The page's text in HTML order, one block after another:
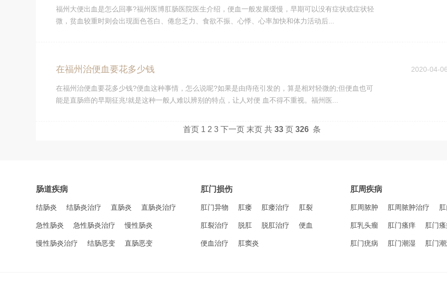
福州大便出血是怎么回事?福州医博肛肠医院医生介绍，便血一般发展缓慢，早期可以没有症状或症状轻
微，贫血较重时则会出现面色苍白、倦怠乏力、食欲不振、心悸、心率加快和体力活动后...
在福州治便血要花多少钱 2020-04-
在福州治便血要花多少钱?便血这种事情，怎么说呢?如果是由痔疮引发的，算是相对轻微的;但便血也可
能是直肠癌的早期征兆!就是这种一般人难以辨别的特点，让人对便 血不得不重视。福州医...
首页 1 2 3 下一页 末页 共 33 页 326 条
肠道疾病
结肠炎 结肠炎治疗 直肠炎 直肠炎治疗
急性肠炎 急性肠炎治疗 慢性肠炎
慢性肠炎治疗 结肠恶变 直肠恶变
肛门损伤
肛门异物 肛瘘 肛瘘治疗 肛裂
肛裂治疗 脱肛 脱肛治疗 便血
便血治疗 肛窦炎
肛周疾病
肛周脓肿 肛周脓肿治疗
肛乳头瘤 肛门瘙痒 肛门
肛门疣病 肛门潮湿 肛门